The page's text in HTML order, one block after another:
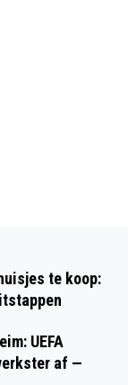
te koop:
UEFA
af —